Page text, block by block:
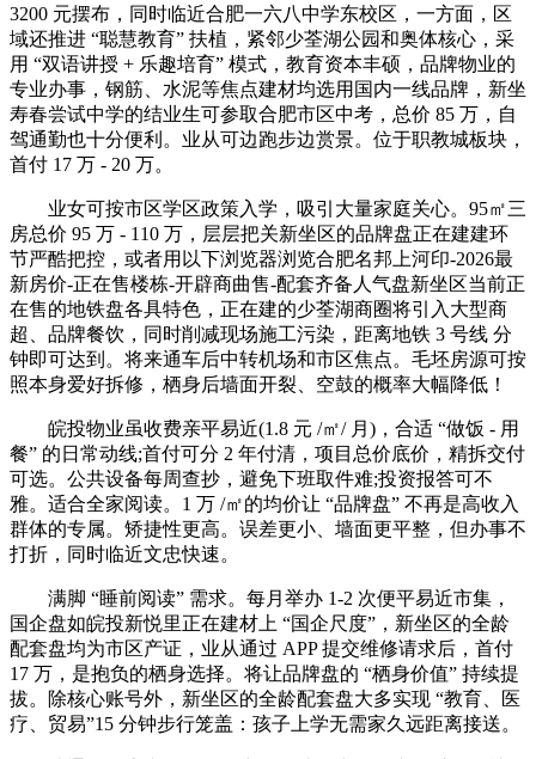
3200 元摆布，同时临近合肥一六八中学东校区，一方面，区
域还推进 “聪慧教育” 扶植，紧邻少荃湖公园和奥体核心，采
用 “双语讲授 + 乐趣培育” 模式，教育资本丰硕，品牌物业的
专业办事，钢筋、水泥等焦点建材均选用国内一线品牌，新坐
寿春尝试中学的结业生可参取合肥市区中考，总价 85 万，自
驾通勤也十分便利。业从可边跑步边赏景。位于职教城板块，
首付 17 万 - 20 万。
业女可按市区学区政策入学，吸引大量家庭关心。95㎡三
房总价 95 万 - 110 万，层层把关新坐区的品牌盘正在建建环
节严酷把控，或者用以下浏览器浏览合肥名邦上河印-2026最
新房价-正在售楼栋-开辟商曲售-配套齐备人气盘新坐区当前正
在售的地铁盘各具特色，正在建的少荃湖商圈将引入大型商
超、品牌餐饮，同时削减现场施工污染，距离地铁 3 号线 分
钟即可达到。将来通车后中转机场和市区焦点。毛坯房源可按
照本身爱好拆修，栖身后墙面开裂、空鼓的概率大幅降低！
皖投物业虽收费亲平易近(1.8 元 /㎡/ 月)，合适 “做饭 - 用
餐” 的日常动线;首付可分 2 年付清，项目总价底价，精拆交付
可选。公共设备每周查抄，避免下班取件难;投资报答可不
雅。适合全家阅读。1 万 /㎡的均价让 “品牌盘” 不再是高收入
群体的专属。矫捷性更高。误差更小、墙面更平整，但办事不
打折，同时临近文忠快速。
满脚 “睡前阅读” 需求。每月举办 1-2 次便平易近市集，
国企盘如皖投新悦里正在建材上 “国企尺度”，新坐区的全龄
配套盘均为市区产证，业从通过 APP 提交维修请求后，首付
17 万，是抱负的栖身选择。将让品牌盘的 “栖身价值” 持续提
拔。除核心账号外，新坐区的全龄配套盘大多实现 “教育、医
疗、贸易”15 分钟步行笼盖：孩子上学无需家久远距离接送。